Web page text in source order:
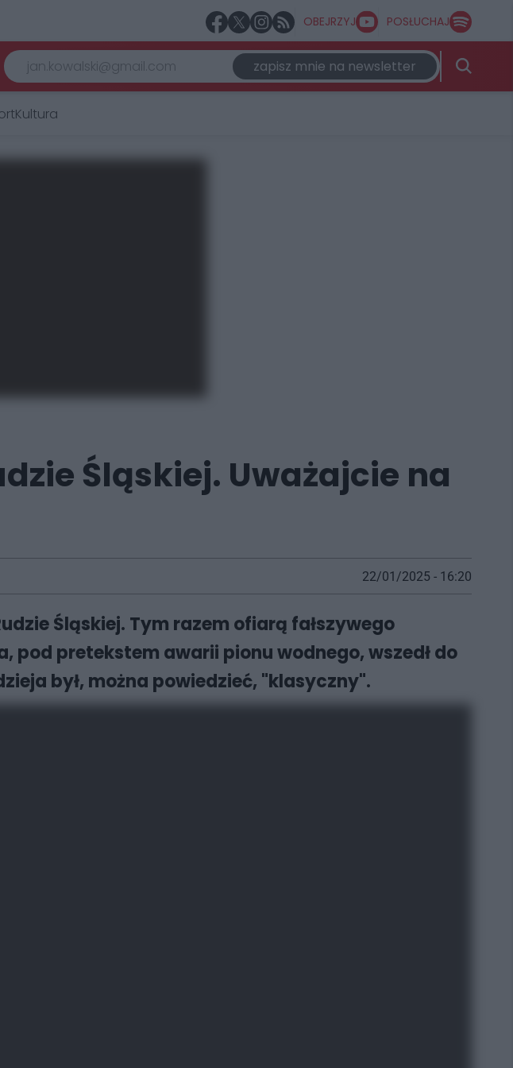
OBEJRZYJ POSŁUCHAJ
zapisz mnie na newsletter
Kultura
Śląskiej. Uważajcie na
22/01/2025 - 16:20
Śląskiej. Tym razem ofiarą fałszywego
pod pretekstem awarii pionu wodnego, wszedł do
był, można powiedzieć, "klasyczny".